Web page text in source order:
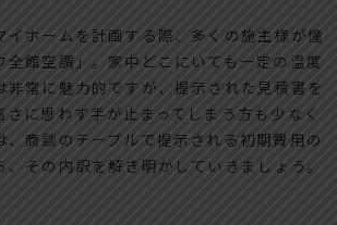
イホームを計画する際、多くの施主様が憧
全館空調」。家中どこにいても一定の温度
非常に魅力的ですが、提示された見積書を
さに思わず手が止まってしまう方も少なく
、商談のテーブルで提示される初期費用の
その内訳を解き明かしていきましょう。